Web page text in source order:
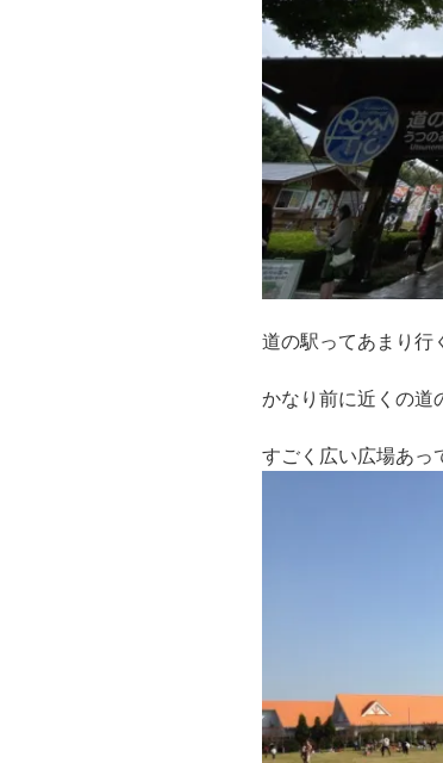
道の駅ってあまり行
かなり前に近くの道
すごく広い広場あっ